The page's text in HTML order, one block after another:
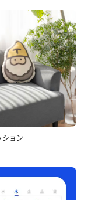
ション